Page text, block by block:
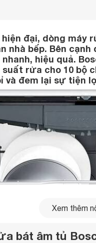
đại, dòng máy
nhà bếp. Bên
hiệu quả.
rửa cho 10 bộ
và đem lại sự tiện
Xem thêm
bát âm tủ